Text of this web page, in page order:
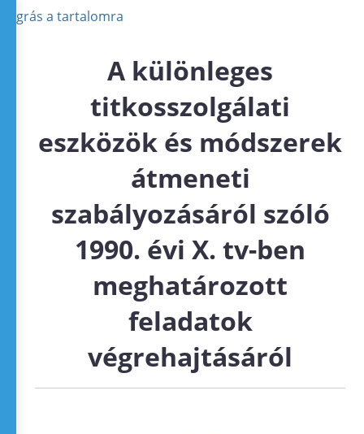
Ugrás a tartalomra
A különleges
titkosszolgálati
eszközök és módszerek
átmeneti
szabályozásáról szóló
1990. évi X. tv-ben
meghatározott
feladatok
végrehajtásáról